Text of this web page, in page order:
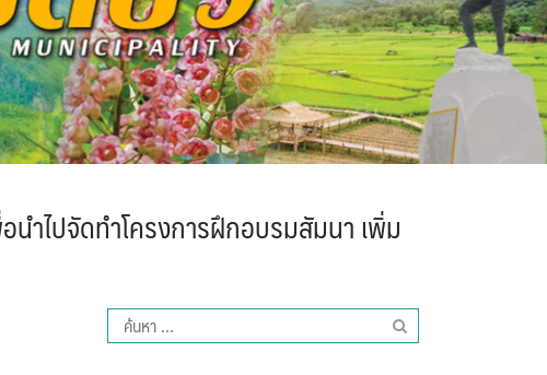
ำไปจัดทำโครงการฝึกอบรมสัมนา เพิ่ม
ค้นหา
สำหรับ: